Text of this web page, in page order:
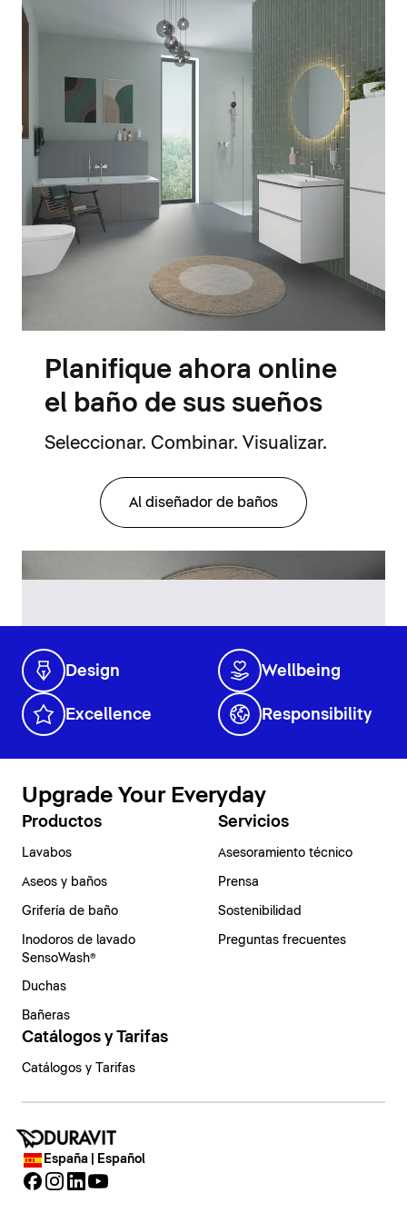
Planifique ahora online
el baño de sus sueños
Seleccionar. Combinar. Visualizar.
Al diseñador de baños
Design Wellbeing
Excellence Responsibility
Upgrade Your Everyday
Productos
Lavabos
Aseos y baños
Grifería de baño
Inodoros de lavado
SensoWash®
Duchas
Bañeras
Servicios
Asesoramiento técnico
Prensa
Sostenibilidad
Preguntas frecuentes
Catálogos y Tarifas
Catálogos y Tarifas
España | Español